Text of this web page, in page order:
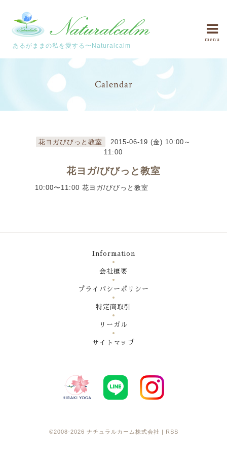
あるがままの私を愛する〜Naturalcalm
menu
Calendar
花ヨガびびっと教室
2015-06-19 (金) 10:00～
11:00
花ヨガ/びびっと教室
10:00〜11:00 花ヨガ/びびっと教室
Information
会社概要
プライバシーポリシー
特定商取引
リーガル
サイトマップ
©2008-2026 ナチュラルカーム株式会社 RSS